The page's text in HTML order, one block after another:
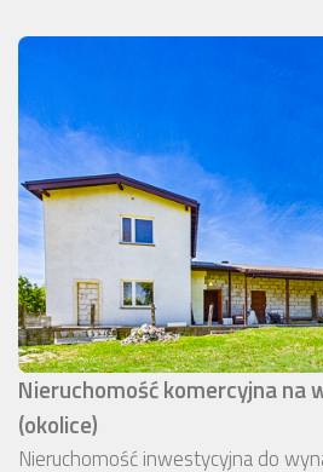
Nieruchomość komercyjna na
(okolice)
Nieruchomość inwestycyjna do